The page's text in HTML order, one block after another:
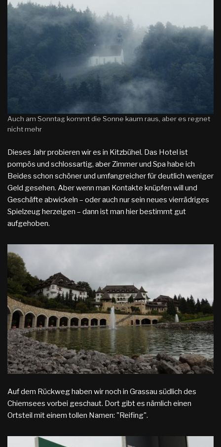
Auch am Sonntag kommt die Sonne kaum raus, aber es regnet
nicht mehr
Dieses Jahr probieren wir es in Kitzbühel. Das Hotel ist
pompös und schlossartig, aber Zimmer und Spa habe ich
Beides schon schöner und umfangreicher für deutlich weniger
Geld gesehen. Aber wenn man Kontakte knüpfen will und
Geschäfte abwickeln – oder auch nur sein neues vierrädriges
Spielzeug herzeigen – dann ist man hier bestimmt gut
aufgehoben.
Auf dem Rückweg haben wir noch in Grassau südlich des
Chiemsees vorbei geschaut. Dort gibt es nämlich einen
Ortsteil mit einem tollen Namen: "Reifing".